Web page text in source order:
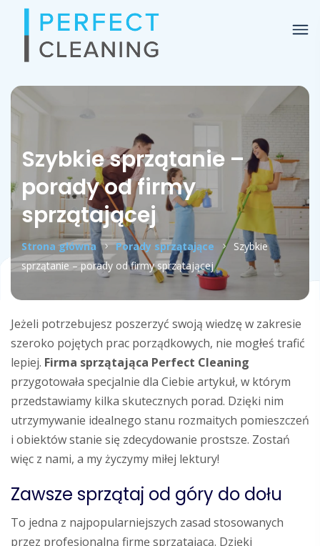
Szybkie sprzątanie –
porady od firmy
sprzątającej
Strona główna Porady sprzątające
Szybkie
sprzątanie – porady od firmy sprzątającej
Jeżeli potrzebujesz poszerzyć swoją wiedzę w zakresie
szeroko pojętych prac porządkowych, nie mogłeś trafić
lepiej. Firma sprzątająca Perfect Cleaning
przygotowała specjalnie dla Ciebie artykuł, w którym
przedstawiamy kilka skutecznych porad. Dzięki nim
utrzymywanie idealnego stanu rozmaitych pomieszczeń
i obiektów stanie się zdecydowanie prostsze. Zostań
więc z nami, a my życzymy miłej lektury!
Zawsze sprzątaj od góry do dołu
To jedna z najpopularniejszych zasad stosowanych
przez profesjonalną firmę sprzątającą. Dzięki